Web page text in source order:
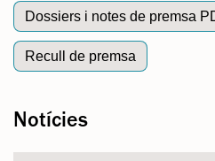
Dossiers i notes de premsa
Recull de premsa
Notícies